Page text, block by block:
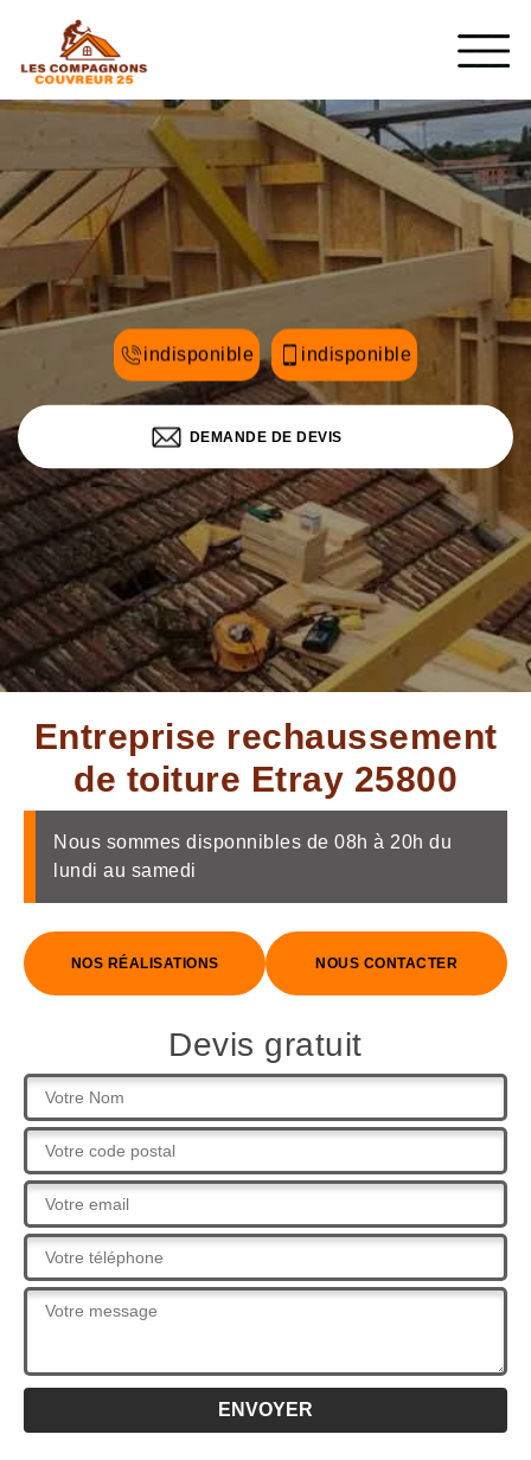
indisponible indisponible
DEMANDE DE DEVIS
Entreprise rechaussement
de toiture Etray 25800
Nous sommes disponnibles de 08h à 20h du
lundi au samedi
NOS RÉALISATIONS NOUS CONTACTER
Devis gratuit